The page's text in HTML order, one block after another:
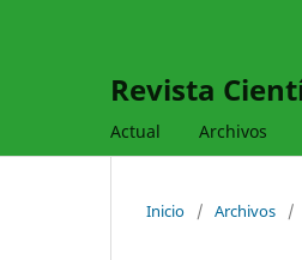
Revista
Actual Archivos
Inicio / Archivos /